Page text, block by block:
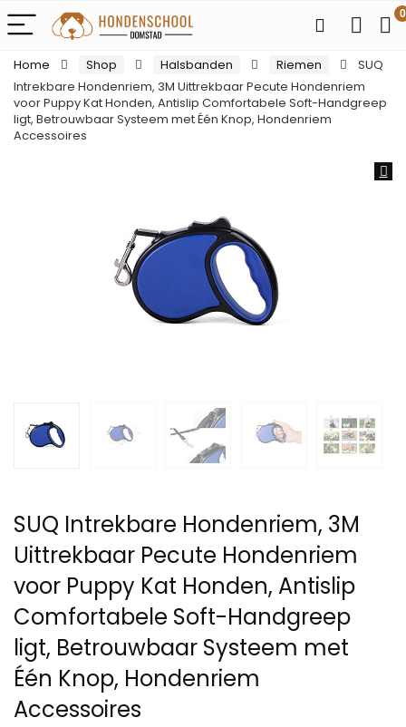
0
Home Shop Halsbanden Riemen
SUQ
Intrekbare Hondenriem, 3M Uittrekbaar Pecute Hondenriem
voor Puppy Kat Honden, Antislip Comfortabele Soft-Handgreep
ligt, Betrouwbaar Systeem met Één Knop, Hondenriem
Accessoires
SUQ Intrekbare Hondenriem, 3M
Uittrekbaar Pecute Hondenriem
voor Puppy Kat Honden, Antislip
Comfortabele Soft-Handgreep
ligt, Betrouwbaar Systeem met
Één Knop, Hondenriem
Accessoires